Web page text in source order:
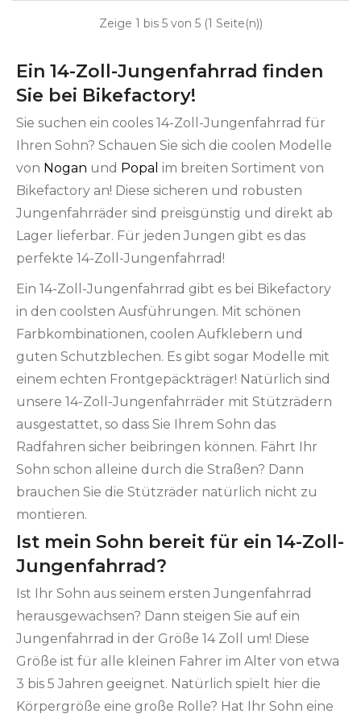
Ein 14-Zoll-Jungenfahrrad finden
Sie bei Bikefactory!
Sie suchen ein cooles 14-Zoll-Jungenfahrrad für
Ihren Sohn? Schauen Sie sich die coolen Modelle
von Nogan und Popal im breiten Sortiment von
Bikefactory an! Diese sicheren und robusten
Jungenfahrräder sind preisgünstig und direkt ab
Lager lieferbar. Für jeden Jungen gibt es das
perfekte 14-Zoll-Jungenfahrrad!
Ein 14-Zoll-Jungenfahrrad gibt es bei Bikefactory
in den coolsten Ausführungen. Mit schönen
Farbkombinationen, coolen Aufklebern und
guten Schutzblechen. Es gibt sogar Modelle mit
einem echten Frontgepäckträger! Natürlich sind
unsere 14-Zoll-Jungenfahrräder mit Stützrädern
ausgestattet, so dass Sie Ihrem Sohn das
Radfahren sicher beibringen können. Fährt Ihr
Sohn schon alleine durch die Straßen? Dann
brauchen Sie die Stützräder natürlich nicht zu
montieren.
Ist mein Sohn bereit für ein 14-Zoll-
Jungenfahrrad?
Ist Ihr Sohn aus seinem ersten Jungenfahrrad
herausgewachsen? Dann steigen Sie auf ein
Jungenfahrrad in der Größe 14 Zoll um! Diese
Größe ist für alle kleinen Fahrer im Alter von etwa
3 bis 5 Jahren geeignet. Natürlich spielt hier die
Körpergröße eine große Rolle? Hat Ihr Sohn eine
Zeige 1 bis 5 von 5 (1 Seite(n))